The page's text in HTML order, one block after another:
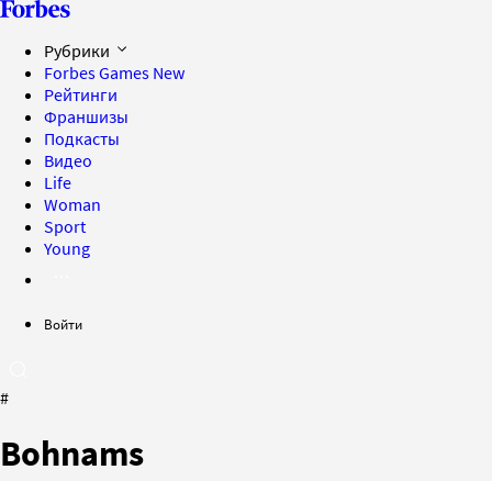
Рубрики
Forbes Games New
Рейтинги
Франшизы
Подкасты
Видео
Life
Woman
Sport
Young
Войти
#
Bohnams